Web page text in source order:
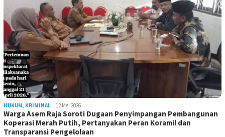
HUKUM, KRIMINAL 12 Mei 2026
Warga Asem Raja Soroti Dugaan Penyimpangan Pembangunan
Koperasi Merah Putih, Pertanyakan Peran Koramil dan
Transparansi Pengelolaan